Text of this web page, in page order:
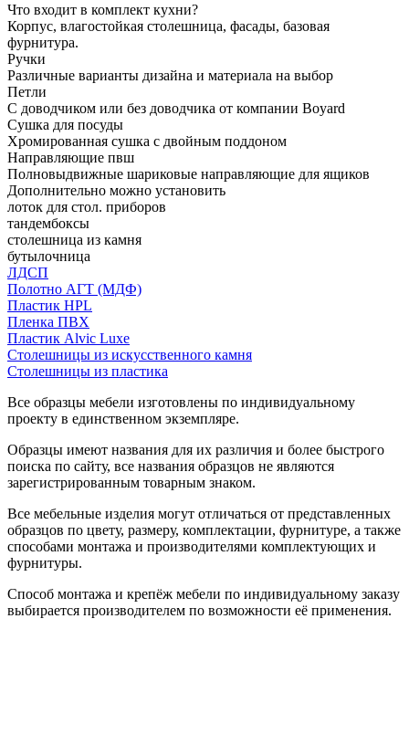
Что входит в комплект кухни?
Корпус, влагостойкая столешница, фасады, базовая
фурнитура.
Ручки
Различные варианты дизайна и материала на выбор
Петли
С доводчиком или без доводчика от компании Boyard
Сушка для посуды
Хромированная сушка с двойным поддоном
Направляющие пвш
Полновыдвижные шариковые направляющие для ящиков
Дополнительно можно установить
лоток для стол. приборов
тандембоксы
столешница из камня
бутылочница
ЛДСП
Полотно АГТ (МДФ)
Пластик HPL
Пленка ПВХ
Пластик Alvic Luxe
Столешницы из искусственного камня
Столешницы из пластика
Все образцы мебели изготовлены по индивидуальному
проекту в единственном экземпляре.
Образцы имеют названия для их различия и более быстрого
поиска по сайту, все названия образцов не являются
зарегистрированным товарным знаком.
Все мебельные изделия могут отличаться от представленных
образцов по цвету, размеру, комплектации, фурнитуре, а также
способами монтажа и производителями комплектующих и
фурнитуры.
Способ монтажа и крепёж мебели по индивидуальному заказу
выбирается производителем по возможности её применения.